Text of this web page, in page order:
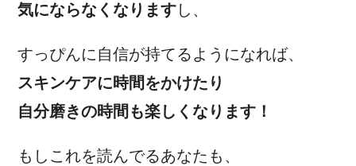
気にならなくなりますし、
すっぴんに自信が持てるようになれば、
スキンケアに時間をかけたり
自分磨きの時間も楽しくなります！
もしこれを読んでるあなたも、